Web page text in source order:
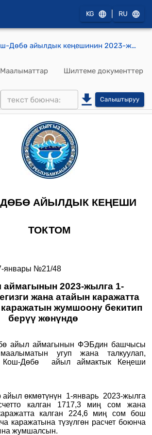
KG RU
Кош-Дөбө айылдык кеңешинин 2023-жылдын 27-январы №21/48 "Айыл аймагынын 2023-жылга 1-январдан негизги жана атайын каражатта калган акча каражатын жумшоону бекитип берүү жөнүндө" токтому
Маалыматтар Шилтеме документтер
Салыштыруу